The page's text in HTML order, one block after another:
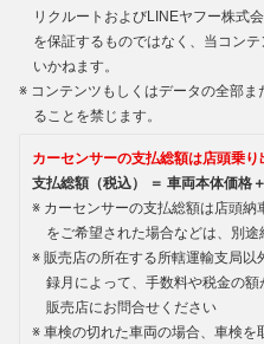
リクルートおよびLINEヤフー株式
を保証するものではなく、当コン
いかねます。
コンテンツもしくはデータの全部
ることを禁じます。
カーセンサーの支払総額は店頭乗り
支払総額（税込） ＝ 車両本体価格
カーセンサーの支払総額は店頭
をご希望された場合などは、別
販売店の所在する所轄運輸支局
録月によって、手数料や税金の
販売店にお問合せください
車検の切れた車両の場合、車検を